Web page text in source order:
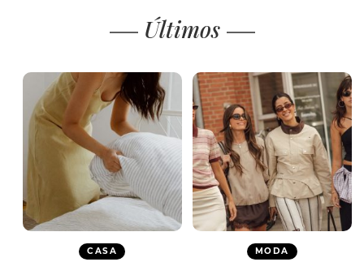
Últimos
CASA MODA